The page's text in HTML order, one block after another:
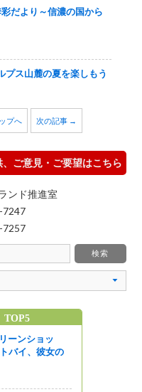
だより～信濃の国から
プス山麓の夏を楽しもう
プへ 次の記事 →
ご意見・ご要望はこちら
ンド推進室
7247
7257
TOP5
ーンショッ
バイ、彼女の